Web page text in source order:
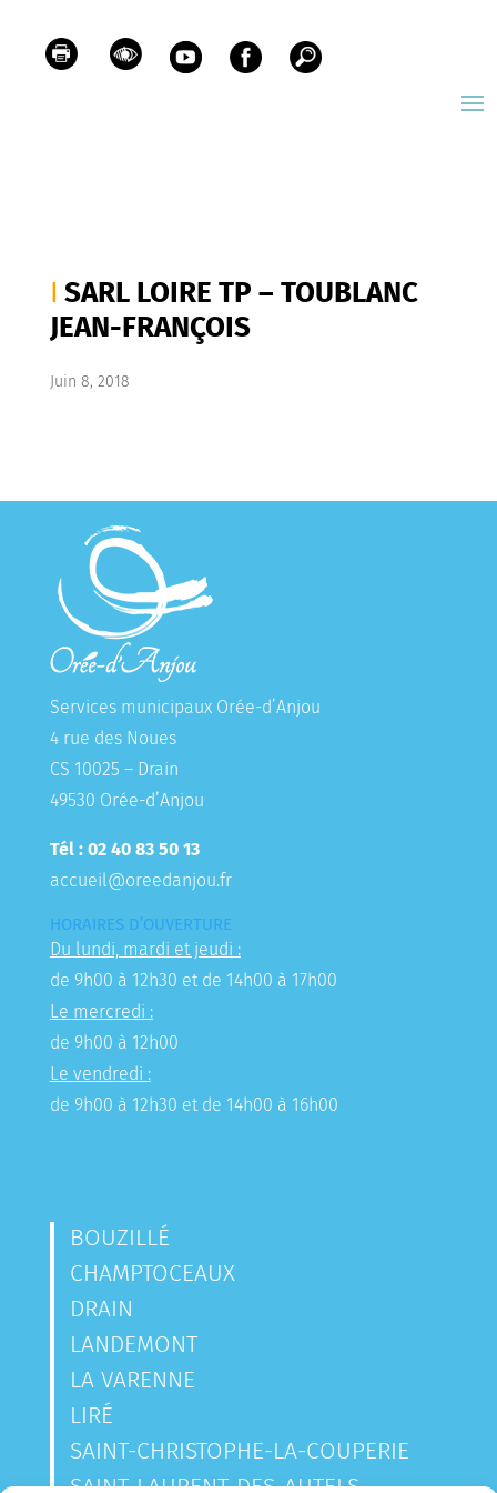
SARL LOIRE TP – TOUBLANC
JEAN-FRANÇOIS
Juin 8, 2018
Services municipaux Orée-d’Anjou
4 rue des Noues
CS 10025 – Drain
49530 Orée-d’Anjou
Tél : 02 40 83 50 13
accueil@oreedanjou.fr
HORAIRES D’OUVERTURE
Du lundi, mardi et jeudi :
de 9h00 à 12h30 et de 14h00 à 17h00
Le mercredi :
de 9h00 à 12h00
Le vendredi :
de 9h00 à 12h30 et de 14h00 à 16h00
BOUZILLÉ
CHAMPTOCEAUX
DRAIN
LANDEMONT
LA VARENNE
LIRÉ
SAINT-CHRISTOPHE-LA-COUPERIE
SAINT-LAURENT-DES-AUTELS